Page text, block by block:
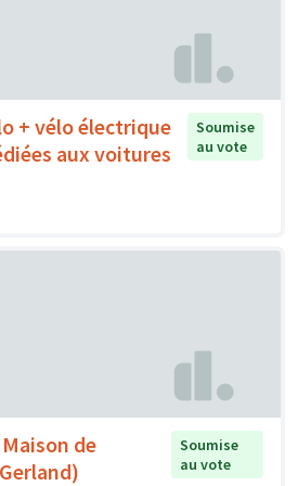
+ vélo électrique
aux voitures
Soumise
au vote
de
Soumise
au vote